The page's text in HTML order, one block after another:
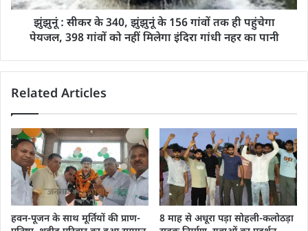
झुंझुनूं : सीकर के 340, झुंझुनूं के 156 गांवों तक ही पहुंचेगा
पेयजल, 398 गांवों को नहीं मिलेगा इंदिरा गांधी नहर का पानी
Related Articles
हवन-पूजन के साथ मूर्तियों की प्राण-
8 माह से अधूरा पड़ा सोहली-कलोठड़ा